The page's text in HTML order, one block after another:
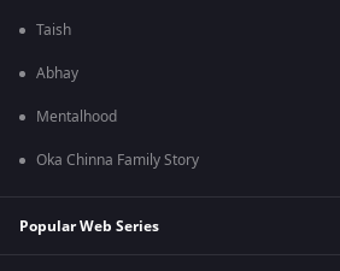
Taish
Abhay
Mentalhood
Oka Chinna Family Story
Popular Web Series